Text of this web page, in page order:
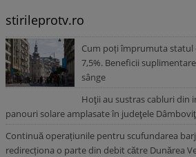
stirileprotv.ro
Cum poți împrumuta statul
7,5%. Beneficii
sânge
Hoţii au sustras cabluri din
panouri solare amplasate în judeţele
Continuă operațiunile pentru scufundarea
redirecționa o parte din debit către Dunărea